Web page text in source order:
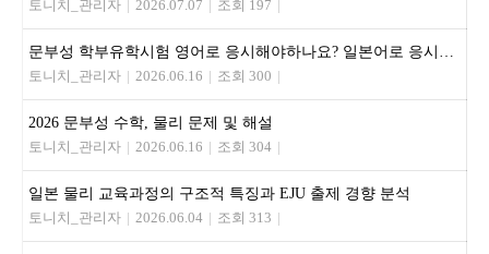
토니치_관리자 | 2026.07.07 | 조회 197 |
토니치_관리자 | 2026.06.16 | 조회 300 |
2026 문부성 수학, 물리 문제 및 해설
토니치_관리자 | 2026.06.16 | 조회 304 |
일본 물리 교육과정의 구조적 특징과 EJU 출제 경향 분석
토니치_관리자 | 2026.06.04 | 조회 313 |